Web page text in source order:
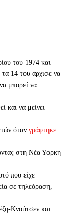
του 1974 και
14 του άρχισε να
μπορεί να
και να μείνει
όταν γράφτηκε
στη Νέα Υόρκη
που είχε
σε τηλεόραση,
Κνούτσεν και